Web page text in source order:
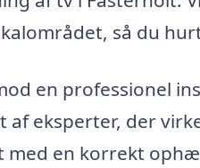
så du
en professionel
af eksperter, der
en korrekt